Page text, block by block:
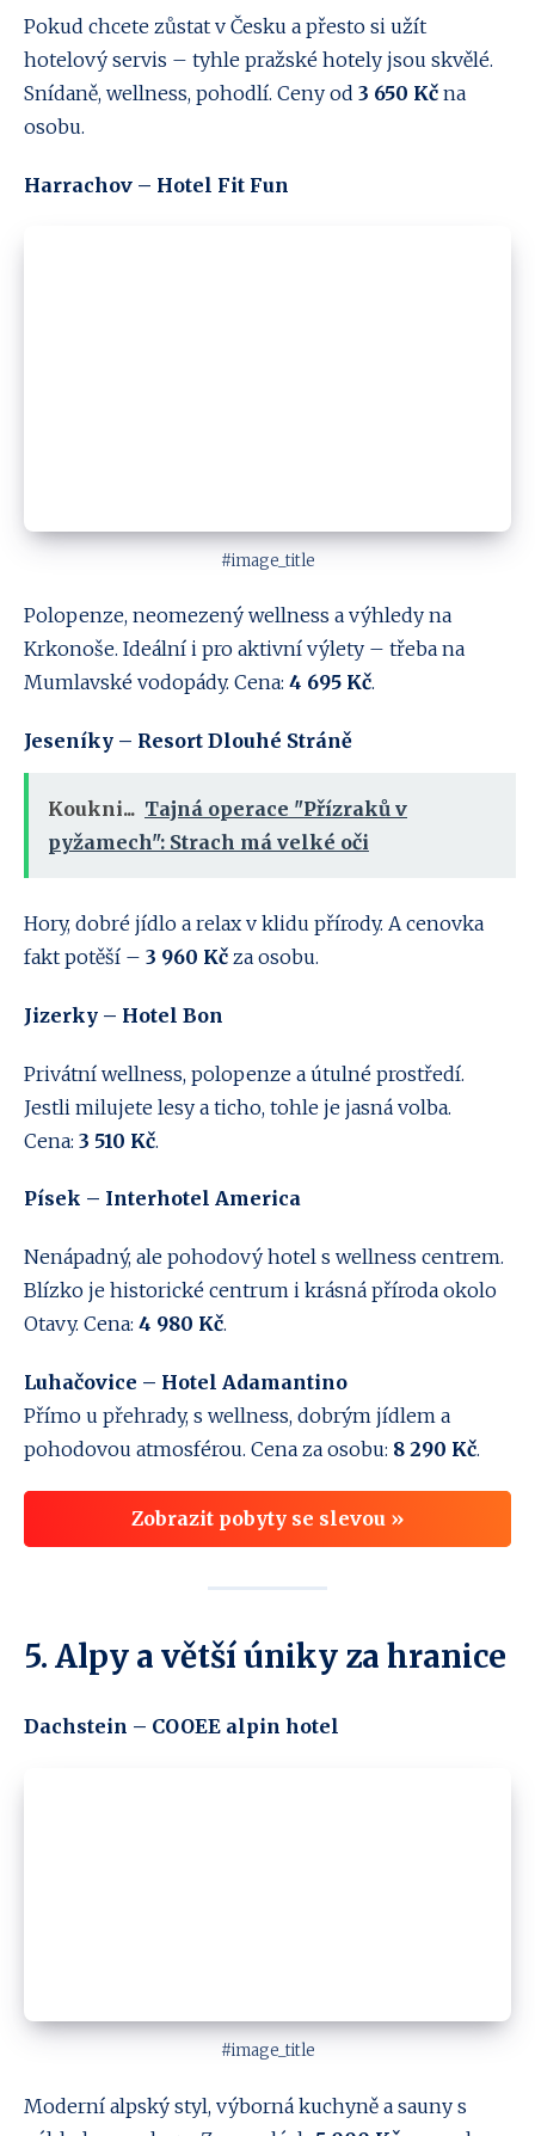
Pokud chcete zůstat v Česku a přesto si užít
hotelový servis – tyhle pražské hotely jsou skvělé.
Snídaně, wellness, pohodlí. Ceny od 3 650 Kč na
osobu.
Harrachov – Hotel Fit Fun
#image_title
Polopenze, neomezený wellness a výhledy na
Krkonoše. Ideální i pro aktivní výlety – třeba na
Mumlavské vodopády. Cena: 4 695 Kč.
Jeseníky – Resort Dlouhé Stráně
Koukni... Tajná operace "Přízraků v
pyžamech": Strach má velké oči
Hory, dobré jídlo a relax v klidu přírody. A cenovka
fakt potěší – 3 960 Kč za osobu.
Jizerky – Hotel Bon
Privátní wellness, polopenze a útulné prostředí.
Jestli milujete lesy a ticho, tohle je jasná volba.
Cena: 3 510 Kč.
Písek – Interhotel America
Nenápadný, ale pohodový hotel s wellness centrem.
Blízko je historické centrum i krásná příroda okolo
Otavy. Cena: 4 980 Kč.
Luhačovice – Hotel Adamantino
Přímo u přehrady, s wellness, dobrým jídlem a
pohodovou atmosférou. Cena za osobu: 8 290 Kč.
Zobrazit pobyty se slevou »
5. Alpy a větší úniky za hranice
Dachstein – COOEE alpin hotel
#image_title
Moderní alpský styl, výborná kuchyně a sauny s